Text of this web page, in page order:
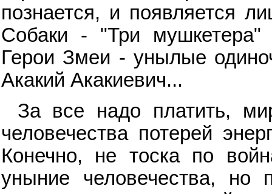
познается, и появляется
Собаки - "Три
Герои Змеи - унылые
Акакий Акакиевич...
За все надо платить,
человечества потерей
Конечно, не тоска по
уныние человечества, но